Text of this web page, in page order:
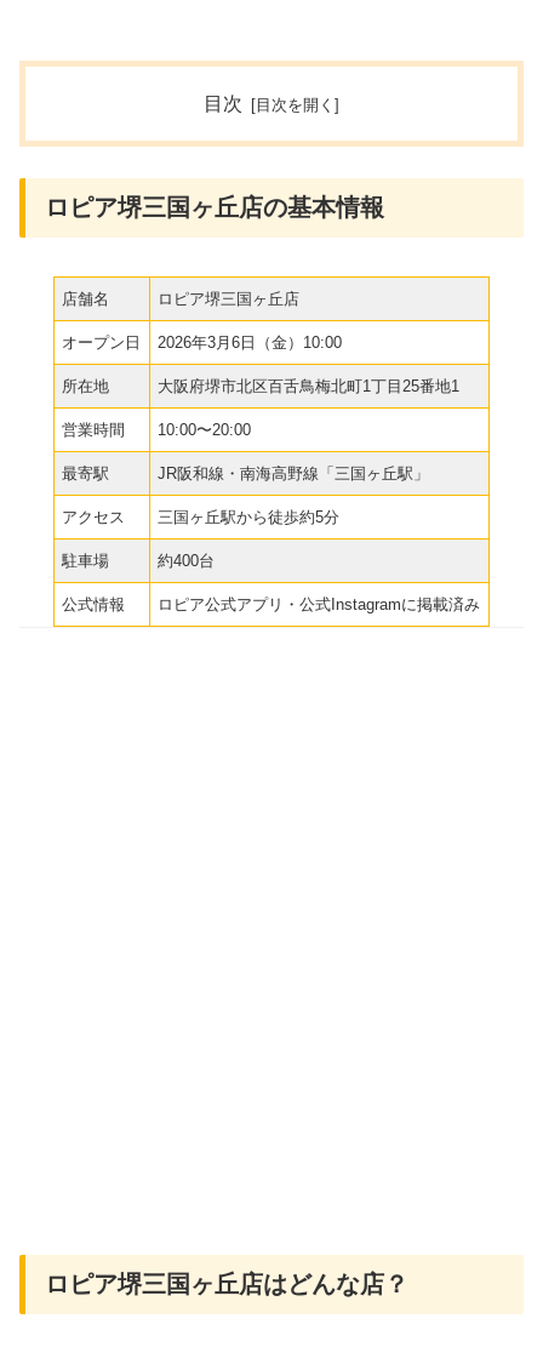
目次
ロピア堺三国ヶ丘店の基本情報
店舗名 ロピア堺三国ヶ丘店
オープン日 2026年3月6日（金）10:00
所在地 大阪府堺市北区百舌鳥梅北町1丁目25番地1
営業時間 10:00〜20:00
最寄駅 JR阪和線・南海高野線「三国ヶ丘駅」
アクセス 三国ヶ丘駅から徒歩約5分
駐車場 約400台
公式情報 ロピア公式アプリ・公式Instagramに掲載済み
ロピア堺三国ヶ丘店はどんな店？